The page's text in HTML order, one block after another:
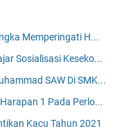
Memperingati H...
Sosialisasi Keseko...
SAW Di SMK...
1 Pada Perlo...
Kacu Tahun 2021